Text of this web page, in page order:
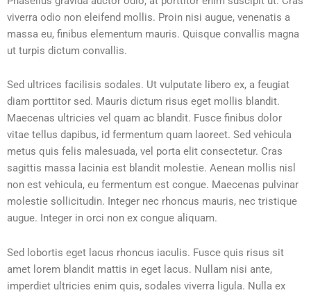
viverra odio non eleifend mollis. Proin nisi augue, venenatis a
massa eu, finibus elementum mauris. Quisque convallis magna
ut turpis dictum convallis.
Sed ultrices facilisis sodales. Ut vulputate libero ex, a feugiat
diam porttitor sed. Mauris dictum risus eget mollis blandit.
Maecenas ultricies vel quam ac blandit. Fusce finibus dolor
vitae tellus dapibus, id fermentum quam laoreet. Sed vehicula
metus quis felis malesuada, vel porta elit consectetur. Cras
sagittis massa lacinia est blandit molestie. Aenean mollis nisl
non est vehicula, eu fermentum est congue. Maecenas pulvinar
molestie sollicitudin. Integer nec rhoncus mauris, nec tristique
augue. Integer in orci non ex congue aliquam.
Sed lobortis eget lacus rhoncus iaculis. Fusce quis risus sit
amet lorem blandit mattis in eget lacus. Nullam nisi ante,
imperdiet ultricies enim quis, sodales viverra ligula. Nulla ex